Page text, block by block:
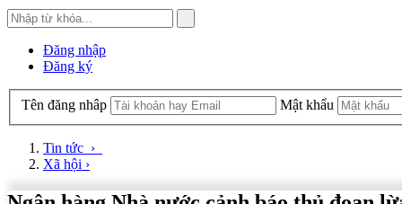
Đăng nhập
Đăng ký
Tên đăng nhâp Mật khẩu
Tin tức ›
Xã hội ›